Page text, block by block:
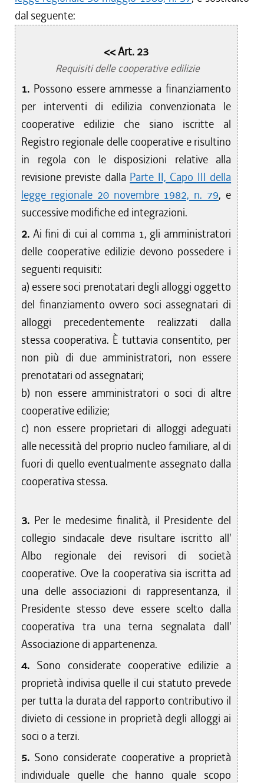
dal seguente:
<< Art. 23
Requisiti delle cooperative edilizie
1. Possono essere ammesse a finanziamento
per interventi di edilizia convenzionata le
cooperative edilizie che siano iscritte al
Registro regionale delle cooperative e risultino
in regola con le disposizioni relative alla
revisione previste dalla Parte II, Capo III della
legge regionale 20 novembre 1982, n. 79, e
successive modifiche ed integrazioni.
2. Ai fini di cui al comma 1, gli amministratori
delle cooperative edilizie devono possedere i
seguenti requisiti:
a) essere soci prenotatari degli alloggi oggetto
del finanziamento ovvero soci assegnatari di
alloggi precedentemente realizzati dalla
stessa cooperativa. È tuttavia consentito, per
non più di due amministratori, non essere
prenotatari od assegnatari;
b) non essere amministratori o soci di altre
cooperative edilizie;
c) non essere proprietari di alloggi adeguati
alle necessità del proprio nucleo familiare, al di
fuori di quello eventualmente assegnato dalla
cooperativa stessa.
3. Per le medesime finalità, il Presidente del
collegio sindacale deve risultare iscritto all'
Albo regionale dei revisori di società
cooperative. Ove la cooperativa sia iscritta ad
una delle associazioni di rappresentanza, il
Presidente stesso deve essere scelto dalla
cooperativa tra una terna segnalata dall'
Associazione di appartenenza.
4. Sono considerate cooperative edilizie a
proprietà indivisa quelle il cui statuto prevede
per tutta la durata del rapporto contributivo il
divieto di cessione in proprietà degli alloggi ai
soci o a terzi.
5. Sono considerate cooperative a proprietà
individuale quelle che hanno quale scopo